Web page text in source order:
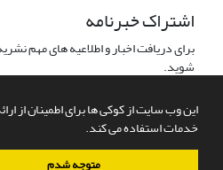
این وب سایت از کوکی ها برای اطمینان از
خدمات استفاده می کند.
متوجه شدم
اشتراک خبرنامه
برای دریافت اخبار و اطلاعیه های مهم
شوید.